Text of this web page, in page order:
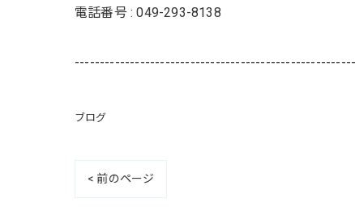
電話番号 : 049-293-8138
ブログ
< 前のページ